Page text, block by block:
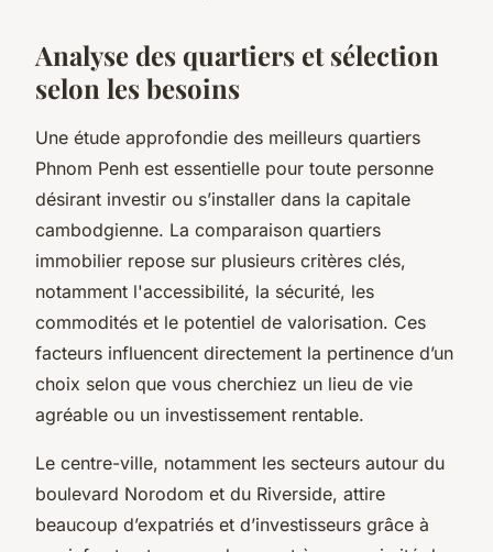
Analyse des quartiers et sélection
selon les besoins
Une étude approfondie des meilleurs quartiers
Phnom Penh est essentielle pour toute personne
désirant investir ou s’installer dans la capitale
cambodgienne. La comparaison quartiers
immobilier repose sur plusieurs critères clés,
notamment l'accessibilité, la sécurité, les
commodités et le potentiel de valorisation. Ces
facteurs influencent directement la pertinence d’un
choix selon que vous cherchiez un lieu de vie
agréable ou un investissement rentable.
Le centre-ville, notamment les secteurs autour du
boulevard Norodom et du Riverside, attire
beaucoup d’expatriés et d’investisseurs grâce à